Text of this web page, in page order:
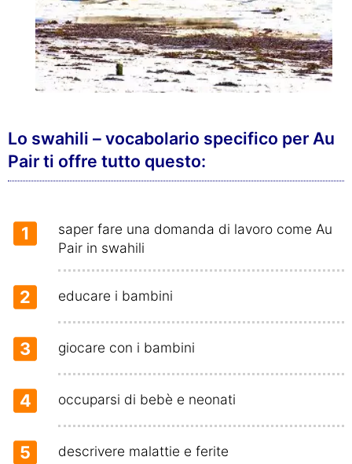
Lo swahili – vocabolario specifico per Au
Pair ti offre tutto questo:
1
saper fare una domanda di lavoro come Au
Pair in swahili
2 educare i bambini
3 giocare con i bambini
4 occuparsi di bebè e neonati
5 descrivere malattie e ferite